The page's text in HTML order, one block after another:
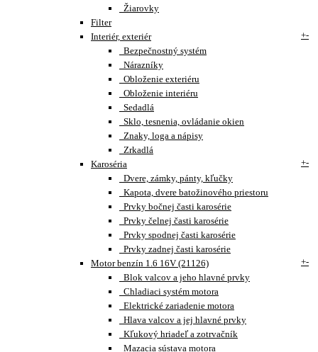
Žiarovky
Filter
Interiér, exteriér
+-
Bezpečnostný systém
Nárazníky
Obloženie exteriéru
Obloženie interiéru
Sedadlá
Sklo, tesnenia, ovládanie okien
Znaky, loga a nápisy
Zrkadlá
Karoséria
+-
Dvere, zámky, pánty, kľučky
Kapota, dvere batožinového priestoru
Prvky bočnej časti karosérie
Prvky čelnej časti karosérie
Prvky spodnej časti karosérie
Prvky zadnej časti karosérie
Motor benzín 1.6 16V (21126)
+-
Blok valcov a jeho hlavné prvky
Chladiaci systém motora
Elektrické zariadenie motora
Hlava valcov a jej hlavné prvky
Kľukový hriadeľ a zotrvačník
Mazacia sústava motora